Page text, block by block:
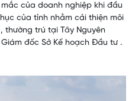
của doanh nghiệp khi đầu
của tỉnh nhằm cải thiện môi
thường trú tại Tây Nguyên
đốc Sở Kế hoạch Đầu tư .